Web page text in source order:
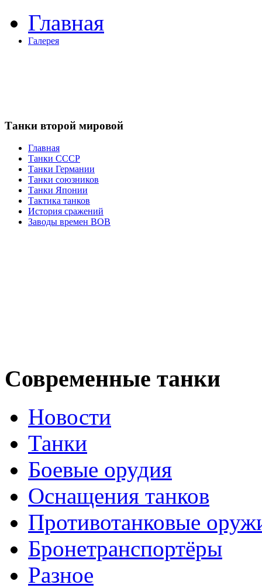
Главная
Галерея
Танки второй мировой
Главная
Танки СССР
Танки Германии
Танки союзников
Танки Японии
Тактика танков
История сражений
Заводы времен ВОВ
Современные танки
Новости
Танки
Боевые орудия
Оснащения танков
Противотанковые
Бронетранспортёры
Разное